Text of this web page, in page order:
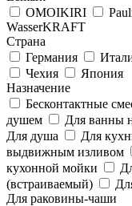
OMOIKIRI
WasserKRAFT
Страна
Германия
Чехия
Япония
Назначение
Бесконтактные
душем
Для ванны
Для душа
Для
выдвижным изливом
кухонной мойки
(встраиваемый)
Для раковины-чаши